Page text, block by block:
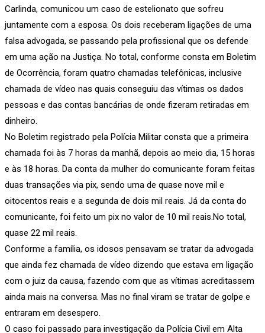
Carlinda, comunicou um caso de estelionato que sofreu
juntamente com a esposa. Os dois receberam ligações de uma
falsa advogada, se passando pela profissional que os defende
em uma ação na Justiça. No total, conforme consta em Boletim
de Ocorrência, foram quatro chamadas telefônicas, inclusive
chamada de vídeo nas quais conseguiu das vítimas os dados
pessoas e das contas bancárias de onde fizeram retiradas em
dinheiro.
No Boletim registrado pela Polícia Militar consta que a primeira
chamada foi às 7 horas da manhã, depois ao meio dia, 15 horas
e às 18 horas. Da conta da mulher do comunicante foram feitas
duas transações via pix, sendo uma de quase nove mil e
oitocentos reais e a segunda de dois mil reais. Já da conta do
comunicante, foi feito um pix no valor de 10 mil reais.No total,
quase 22 mil reais.
Conforme a família, os idosos pensavam se tratar da advogada
que ainda fez chamada de vídeo dizendo que estava em ligação
com o juiz da causa, fazendo com que as vítimas acreditassem
ainda mais na conversa. Mas no final viram se tratar de golpe e
entraram em desespero.
O caso foi passado para investigação da Polícia Civil em Alta